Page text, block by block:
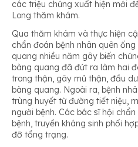
các triệu chứng xuất hiện mới
Long thăm khám.
Qua thăm khám và thực hiện
chẩn đoán bệnh nhân quên
quang nhiều năm gây biến
bàng quang đã đứt ra làm hai
trong thận, gây mủ thận, đầu
bàng quang. Ngoài ra, bệnh
trùng huyết từ đường tiết niệu,
người bệnh. Các bác sĩ hội
bệnh, truyền kháng sinh phối
đỡ tổng trạng.